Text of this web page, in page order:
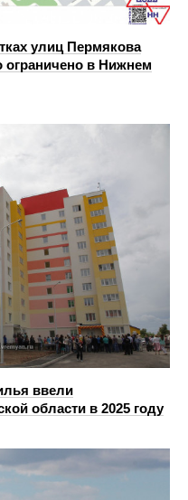
улиц Пермякова
ограничено в Нижнем
ввели
области в 2025 году